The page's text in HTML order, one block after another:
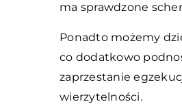
ma sprawdzone
Ponadto możemy
co dodatkowo
zaprzestanie
wierzytelności.